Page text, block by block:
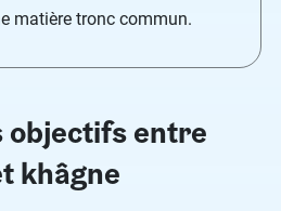
matière tronc commun.
objectifs entre
khâgne